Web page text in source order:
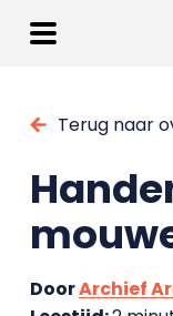
Terug naar
DoorArchief